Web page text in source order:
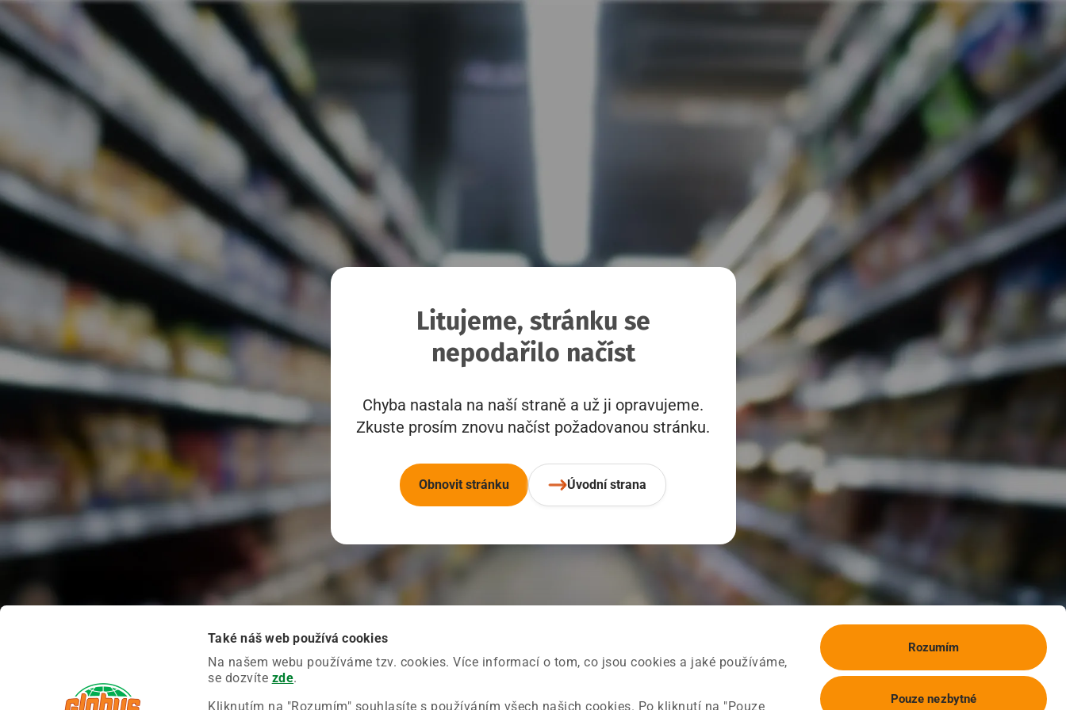
Také náš web používá cookies
Na našem webu používáme tzv. cookies. Více informací o tom, co jsou cookies a jaké používáme,
se dozvíte zde.
Kliknutím na "Rozumím" souhlasíte s používáním všech našich cookies. Po kliknutí na "Pouze
Rozumím
Pouze nezbytné
Litujeme, stránku se
nepodařilo načíst
Chyba nastala na naší straně a už ji opravujeme.
Zkuste prosím znovu načíst požadovanou stránku.
Obnovit stránku Úvodní strana